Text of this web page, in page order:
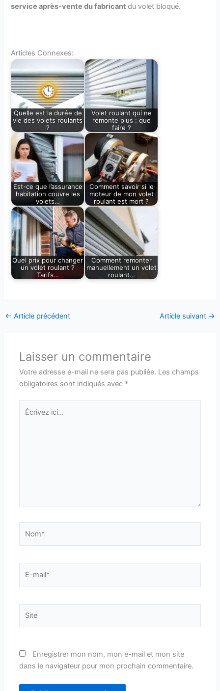
service après-vente du fabricantdu volet bloqué.
Articles Connexes:
Quelle est la durée de
vie des volets roulants
?
Volet roulant qui ne
remonte plus : que
faire ?
Est-ce que l’assurance
habitation couvre les
volets…
Comment savoir si le
moteur de mon volet
roulant est mort ?
Quel prix pour changer
un volet roulant ?
Tarifs…
Comment remonter
manuellement un volet
roulant…
← Article précédent Article suivant →
Laisser un commentaire
Votre adresse e-mail ne sera pas publiée. Les champs
obligatoires sont indiqués avec *
Écrivez
ici…
mail*
Enregistrer mon nom, mon e-mail et mon site
dans le navigateur pour mon prochain commentaire.